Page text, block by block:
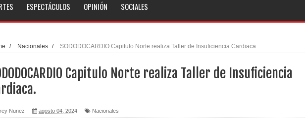
a sus nuevas autoridades
Ollanta Humala queda en libertad tras la anulación de condena de 15 años por lavado
Dominicana impulsan nuevas metas de transparencia a través SISMAP municipal
la detención del expresidente Evo Morales
en gran parte del territorio nacional
la frontera en masa para entrar a España
ESPECTÁCULOS OPINIÓN SOCIALES
/ Nacionales / SODODOCARDIO Capitulo Norte realiza Taller de Insuficiencia Cardiaca.
Capitulo Norte realiza Taller de Insuficiencia
Nunez agosto 04, 2024 Nacionales